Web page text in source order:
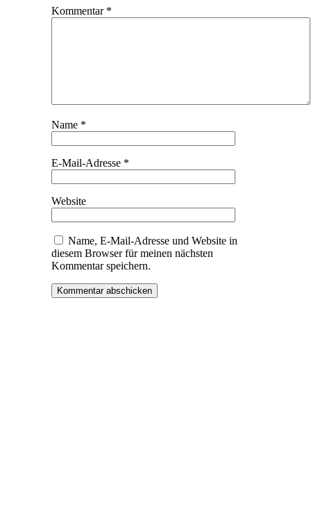
Kommentar *
Name *
E-Mail-Adresse *
Website
Name, E-Mail-Adresse und Website in
diesem Browser für meinen nächsten
Kommentar speichern.